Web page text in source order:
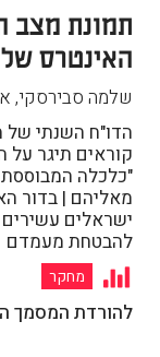
האינטרס
שלמה סבירסקי,
הדו"ח השנתי של
קוראים תיגר על
"כלכלה המבוססת
מאליהם | בדור
ישראלים
להבטחת מעמדם
מחקר
להורדת המסמך